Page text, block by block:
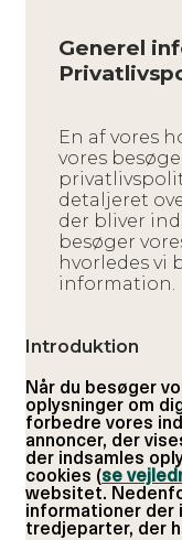
Generel
En af vores
vores
detaljeret
der bliver
besøger
hvorledes vi
information.
Introduktion
Når du besøger
oplysninger om
forbedre vores
annoncer, der
der indsamles
cookies (se
websitet.
informationer der
tredjeparter, der